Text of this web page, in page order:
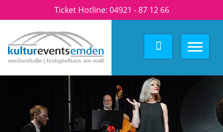
Ticket Hotline: 04921 - 87 12 66